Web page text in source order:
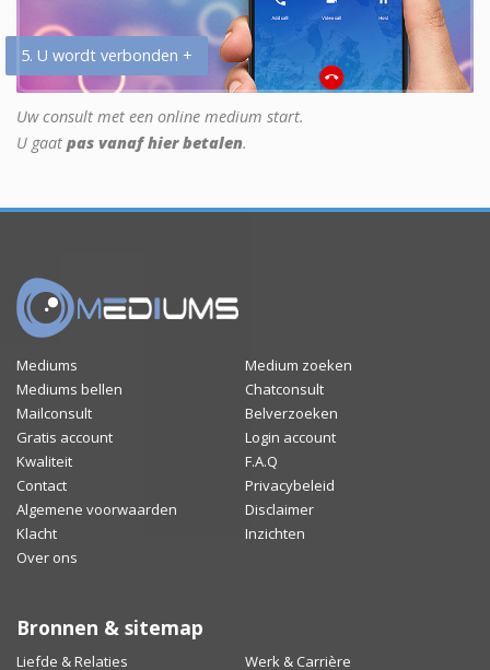
5. U wordt verbonden +
Uw consult met een online medium start.
U gaat pas vanaf hier betalen.
Mediums
Medium zoeken
Mediums bellen
Chatconsult
Mailconsult
Belverzoeken
Gratis account
Login account
Kwaliteit
F.A.Q
Contact
Privacybeleid
Algemene voorwaarden
Disclaimer
Klacht
Inzichten
Over ons
Bronnen & sitemap
Liefde & Relaties Werk & Carrière